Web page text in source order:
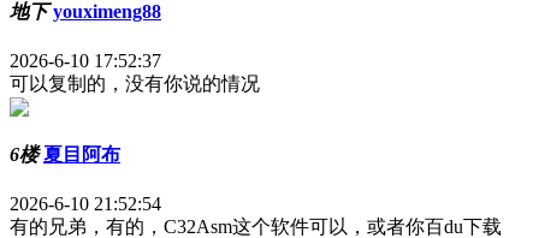
地下 youximeng88
2026-6-10 17:52:37
可以复制的，没有你说的情况
6楼 夏目阿布
2026-6-10 21:52:54
有的兄弟，有的，C32Asm这个软件可以，或者你百du下载